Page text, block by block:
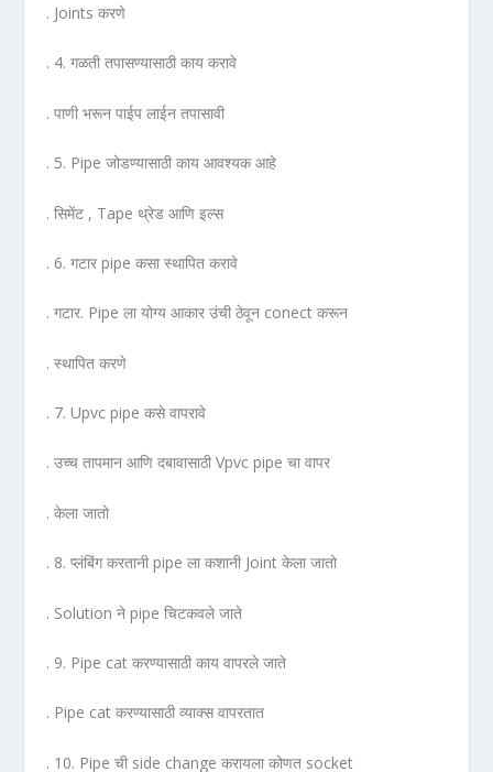
. Joints करणे
. 4. गळती तपासण्यासाठी काय करावे
. पाणी भरून पाईप लाईन तपासावी
. 5. Pipe जोडण्यासाठी काय आवश्यक आहे
. सिमेंट , Tape थ्रेड आणि इल्स
. 6. गटार pipe कसा स्थापित करावे
. गटार. Pipe ला योग्य आकार उंची ठेवून conect करून
. स्थापित करणे
. 7. Upvc pipe कसे वापरावे
. उच्च तापमान आणि दबावासाठी Vpvc pipe चा वापर
. केला जातो
. 8. प्लंबिंग करतानी pipe ला कशानी Joint केला जातो
. Solution ने pipe चिटकवले जाते
. 9. Pipe cat करण्यासाठी काय वापरले जाते
. Pipe cat करण्यासाठी व्याक्स वापरतात
. 10. Pipe ची side change करायला कोणत socket